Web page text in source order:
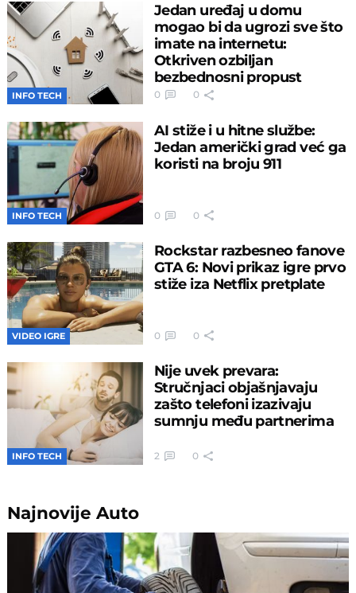
INFO TECH
Jedan uređaj u domu
mogao bi da ugrozi sve što
imate na internetu:
Otkriven ozbiljan
bezbednosni propust
0 0
INFO TECH
AI stiže i u hitne službe:
Jedan američki grad već ga
koristi na broju 911
0 0
VIDEO IGRE
Rockstar razbesneo fanove
GTA 6: Novi prikaz igre prvo
stiže iza Netflix pretplate
0 0
INFO TECH
Nije uvek prevara:
Stručnjaci objašnjavaju
zašto telefoni izazivaju
sumnju među partnerima
2 0
NajnovijeAuto